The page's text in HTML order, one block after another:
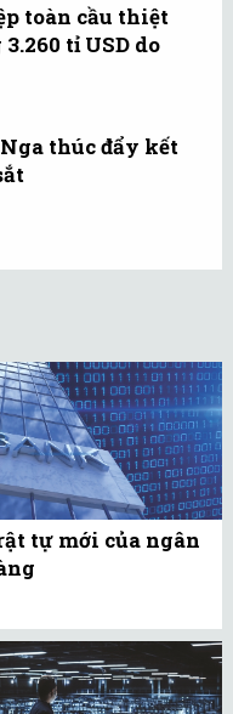
toàn cầu thiệt
tỉ USD do
thúc đẩy kết
tự mới của ngân